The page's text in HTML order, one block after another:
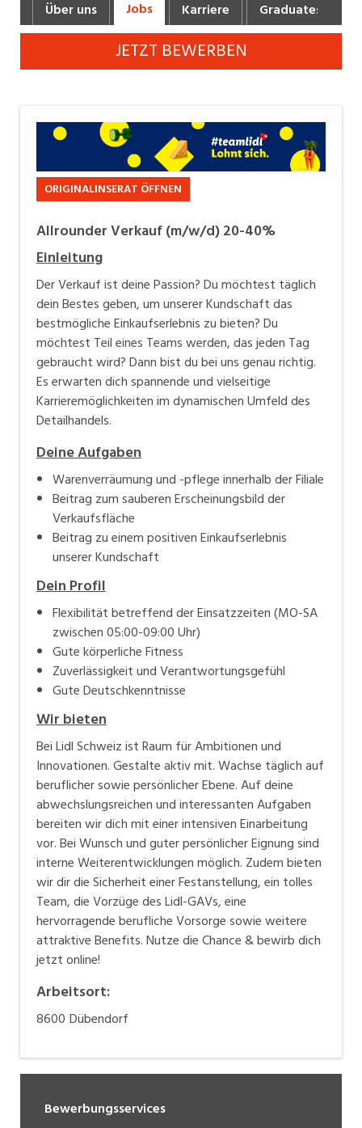
Industrie, Maschinenbau, Anlagenbau,
Produktion
Informatik, Telekommunikation
Körperpflege, Wellness
Marketing, Kommunikation, Medien, Druck
Mechanik, Elektronik, Optik, Textil (Fertigung)
Medizin, Gesundheitswesen, Pflege
Verkauf, Handel, Kundenberatung,
Aussendienst
Sicherheit, Rettung, Polizei, Zoll
Über uns Jobs Karriere Graduates
JETZT BEWERBEN
ORIGINALINSERAT ÖFFNEN
Allrounder Verkauf (m/w/d) 20-40%
Einleitung
Der Verkauf ist deine Passion? Du möchtest täglich
dein Bestes geben, um unserer Kundschaft das
bestmögliche Einkaufserlebnis zu bieten? Du
möchtest Teil eines Teams werden, das jeden Tag
gebraucht wird? Dann bist du bei uns genau richtig.
Es erwarten dich spannende und vielseitige
Karrieremöglichkeiten im dynamischen Umfeld des
Detailhandels.
Deine Aufgaben
Warenverräumung und -pflege innerhalb der Filiale
Beitrag zum sauberen Erscheinungsbild der
Verkaufsfläche
Beitrag zu einem positiven Einkaufserlebnis
unserer Kundschaft
Dein Profil
Flexibilität betreffend der Einsatzzeiten (MO-SA
zwischen 05:00-09:00 Uhr)
Gute körperliche Fitness
Zuverlässigkeit und Verantwortungsgefühl
Gute Deutschkenntnisse
Wir bieten
Bei Lidl Schweiz ist Raum für Ambitionen und
Innovationen. Gestalte aktiv mit. Wachse täglich auf
beruflicher sowie persönlicher Ebene. Auf deine
abwechslungsreichen und interessanten Aufgaben
bereiten wir dich mit einer intensiven Einarbeitung
vor. Bei Wunsch und guter persönlicher Eignung sind
interne Weiterentwicklungen möglich. Zudem bieten
wir dir die Sicherheit einer Festanstellung, ein tolles
Team, die Vorzüge des Lidl-GAVs, eine
hervorragende berufliche Vorsorge sowie weitere
attraktive Benefits. Nutze die Chance & bewirb dich
jetzt online!
Arbeitsort:
8600 Dübendorf
Bewerbungsservices